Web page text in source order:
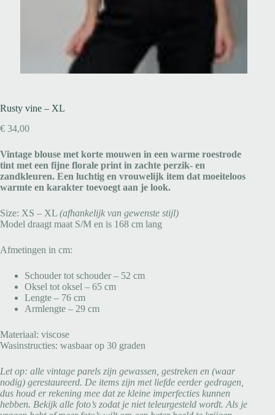
Rusty vine – XL
€ 34,00
Vintage blouse met korte mouwen in een warme roestrode
tint met een fijne florale print in zachte perzik- en
zandkleuren. Een luchtig en vrouwelijk item dat moeiteloos
warmte en karakter toevoegt aan je look.
Size: XS – XL (afhankelijk van gewenste stijl)
Model draagt maat S/M en is 168 cm lang
Afmetingen in cm:
Schouder tot schouder – 52 cm
Oksel tot oksel – 65 cm
Lengte – 76 cm
Armlengte – 29 cm
Materiaal: viscose
Wasinstructies: wasbaar op 30 graden
Let op: alle vintage parels zijn gewassen, gestreken en (waar
nodig) gerestaureerd. De items zijn met liefde eerder gedragen,
dus houd er rekening mee dat ze kleine imperfecties kunnen
hebben. Bekijk alle foto’s zodat je niet teleurgesteld wordt. Als je